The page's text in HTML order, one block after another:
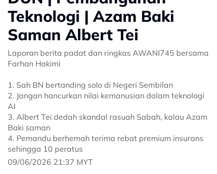
Teknologi | Azam Baki
Saman Albert Tei
Laporan berita padat dan ringkas AWANI745 bersama
Farhan Hakimi
1. Sah BN bertanding solo di Negeri Sembilan
2. Jangan hancurkan nilai kemanusian dalam teknologi
AI
3. Albert Tei dedah skandal rasuah Sabah, kalau Azam
Baki saman
4. Pemandu berhemah terima rebat premium insurans
sehingga 10 peratus
09/06/2026 21:37 MYT